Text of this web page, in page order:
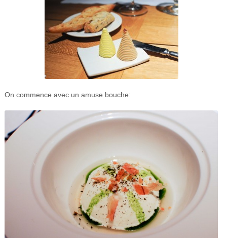
On commence avec un amuse bouche: